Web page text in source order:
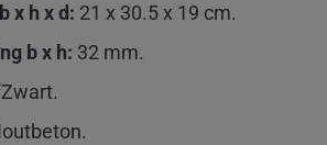
b x h x d: 21 x 30.5 x 19 cm.
b x h: 32 mm.